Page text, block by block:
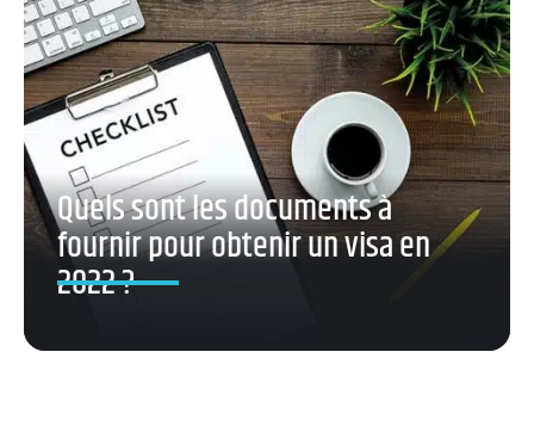
Quels sont les documents à
fournir pour obtenir un visa en
2022 ?